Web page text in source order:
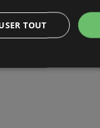
TOUT